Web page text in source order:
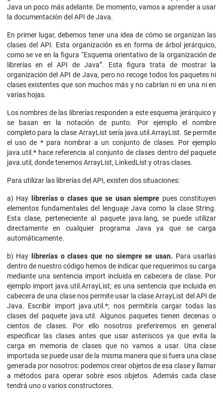
Java un poco más adelante. De momento, vamos a aprender a usar
la documentación del API de Java.
En primer lugar, debemos tener una idea de cómo se organizan las
clases del API. Esta organización es en forma de árbol jerárquico,
como se ve en la figura “Esquema orientativo de la organización de
librerías en el API de Java”. Esta figura trata de mostrar la
organización del API de Java, pero no recoge todos los paquetes ni
clases existentes que son muchos más y no cabrían ni en una ni en
varias hojas.
Los nombres de las librerías responden a este esquema jerárquico y
se basan en la notación de punto. Por ejemplo el nombre
completo para la clase ArrayList sería java.util.ArrayList. Se permite
el uso de * para nombrar a un conjunto de clases. Por ejemplo
java.util.* hace referencia al conjunto de clases dentro del paquete
java.util, donde tenemos ArrayList, LinkedList y otras clases.
Para utilizar las librerías del API, existen dos situaciones:
a) Hay librerías o clases que se usan siempre pues constituyen
elementos fundamentales del lenguaje Java como la clase String.
Esta clase, perteneciente al paquete java.lang, se puede utilizar
directamente en cualquier programa Java ya que se carga
automáticamente.
b) Hay librerías o clases que no siempre se usan. Para usarlas
dentro de nuestro código hemos de indicar que requerimos su carga
mediante una sentencia import incluida en cabecera de clase. Por
ejemplo import java.util.ArrayList; es una sentencia que incluida en
cabecera de una clase nos permite usar la clase ArrayList del API de
Java. Escribir import java.util.*; nos permitiría cargar todas las
clases del paquete java.util. Algunos paquetes tienen decenas o
cientos de clases. Por ello nosotros preferiremos en general
especificar las clases antes que usar asteriscos ya que evita la
carga en memoria de clases que no vamos a usar. Una clase
importada se puede usar de la misma manera que si fuera una clase
generada por nosotros: podemos crear objetos de esa clase y llamar
a métodos para operar sobre esos objetos. Además cada clase
tendrá uno o varios constructores.